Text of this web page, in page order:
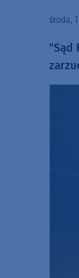
środa,
"Sąd